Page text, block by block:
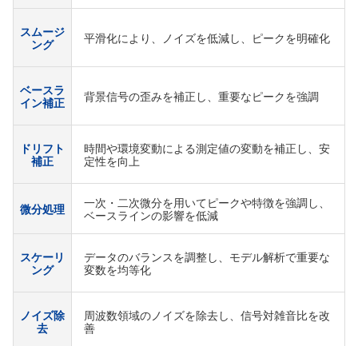
スムージ
ング
平滑化により、ノイズを低減し、ピークを明確化
ベースラ
イン補正
背景信号の歪みを補正し、重要なピークを強調
ドリフト
補正
時間や環境変動による測定値の変動を補正し、安
定性を向上
微分処理
一次・二次微分を用いてピークや特徴を強調し、
ベースラインの影響を低減
スケーリ
ング
データのバランスを調整し、モデル解析で重要な
変数を均等化
ノイズ除
去
周波数領域のノイズを除去し、信号対雑音比を改
善